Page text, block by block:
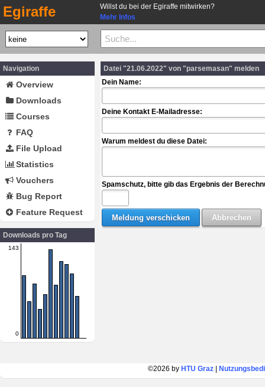
Egiraffe
Willst du bei der Egiraffe mitwirken?
Mehr Infos
Navigation
Overview
Downloads
Courses
FAQ
File Upload
Statistics
Vouchers
Bug Report
Feature Request
Downloads pro Tag
143
0
Datei "21.06.2022" von "parsemasan" melden
Dein Name:
Deine Kontakt E-Mailadresse:
Warum meldest du diese Datei:
Spamschutz, bitte gib das Ergebnis der
©2026 by HTU Graz|